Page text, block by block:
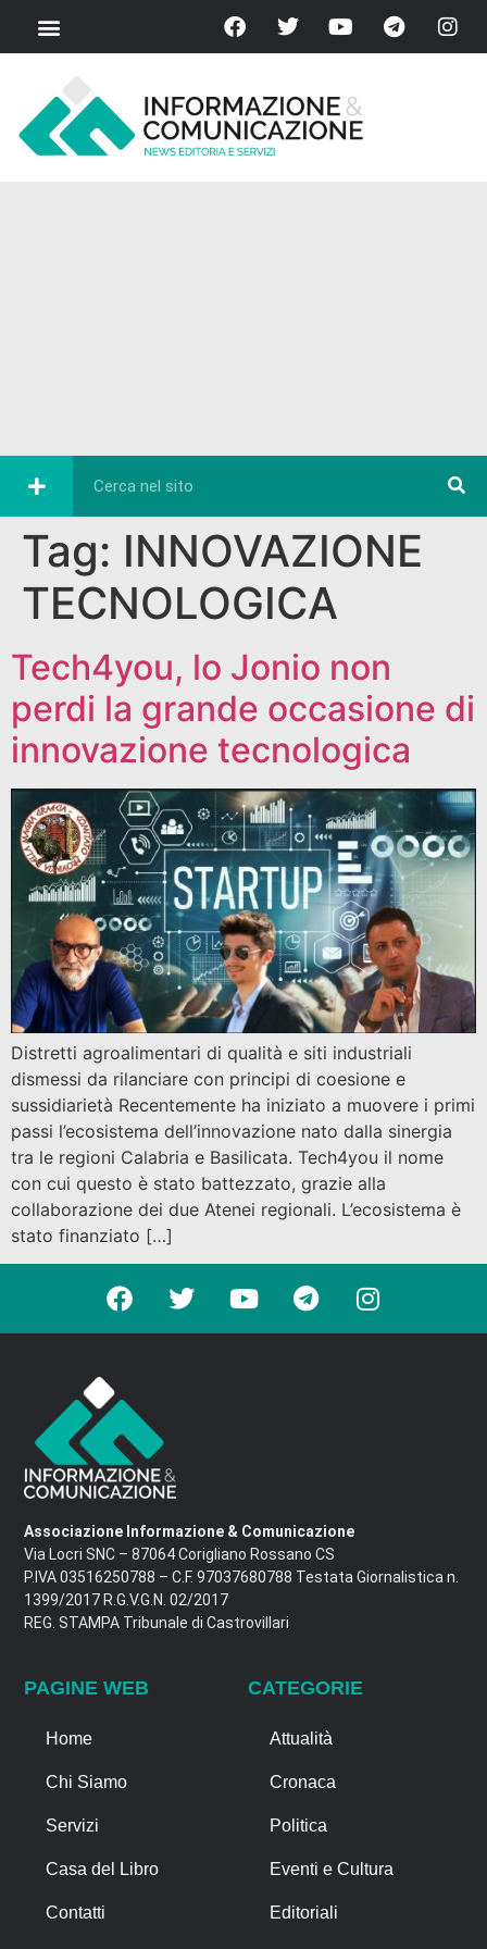
Tag: INNOVAZIONE
TECNOLOGICA
Tech4you, lo Jonio non
perdi la grande occasione di
innovazione tecnologica
Distretti agroalimentari di qualità e siti industriali
dismessi da rilanciare con principi di coesione e
sussidiarietà Recentemente ha iniziato a muovere i primi
passi l’ecosistema dell’innovazione nato dalla sinergia
tra le regioni Calabria e Basilicata. Tech4you il nome
con cui questo è stato battezzato, grazie alla
collaborazione dei due Atenei regionali. L’ecosistema è
stato finanziato […]
Associazione Informazione & Comunicazione
Via Locri SNC – 87064 Corigliano Rossano CS
P.IVA 03516250788 – C.F. 97037680788 Testata Giornalistica n.
1399/2017 R.G.V.G.N. 02/2017
REG. STAMPA Tribunale di Castrovillari
PAGINE WEB
Home
Chi Siamo
Servizi
Casa del Libro
Contatti
CATEGORIE
Attualità
Cronaca
Politica
Eventi e Cultura
Editoriali